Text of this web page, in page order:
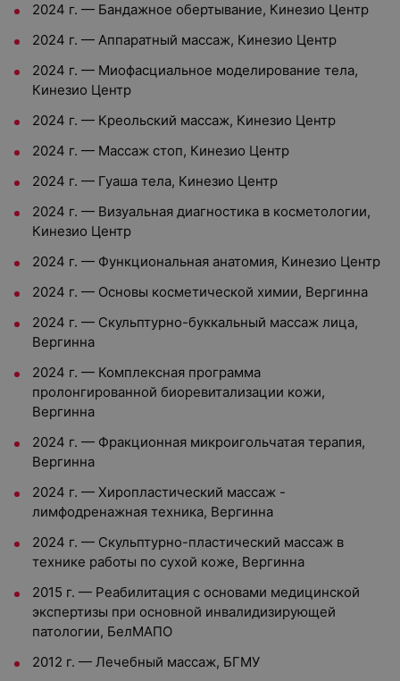
2024 г. — Бандажное обертывание, Кинезио Центр
2024 г. — Аппаратный массаж, Кинезио Центр
2024 г. — Миофасциальное моделирование тела,
Кинезио Центр
2024 г. — Креольский массаж, Кинезио Центр
2024 г. — Массаж стоп, Кинезио Центр
2024 г. — Гуаша тела, Кинезио Центр
2024 г. — Визуальная диагностика в косметологии,
Кинезио Центр
2024 г. — Функциональная анатомия, Кинезио Центр
2024 г. — Основы косметической химии, Вергинна
2024 г. — Скульптурно-буккальный массаж лица,
Вергинна
2024 г. — Комплексная программа
пролонгированной биоревитализации кожи,
Вергинна
2024 г. — Фракционная микроигольчатая терапия,
Вергинна
2024 г. — Хиропластический массаж -
лимфодренажная техника, Вергинна
2024 г. — Скульптурно-пластический массаж в
технике работы по сухой коже, Вергинна
2015 г. — Реабилитация с основами медицинской
экспертизы при основной инвалидизирующей
патологии, БелМАПО
2012 г. — Лечебный массаж, БГМУ